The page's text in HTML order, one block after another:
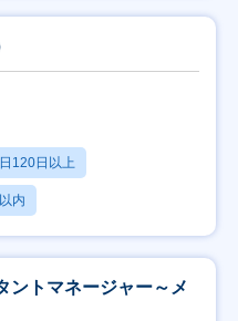
120日以上
内
ントマネージャー～メ